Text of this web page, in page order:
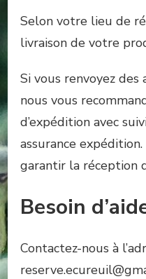
Selon votre lieu de
livraison de votre
Si vous renvoyez
nous vous
d’expédition avec
assurance
garantir la réception
Besoin
Contactez-nous à